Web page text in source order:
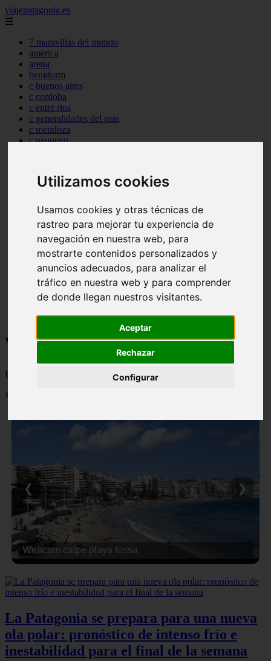
Utilizamos cookies
Usamos cookies y otras técnicas de
rastreo para mejorar tu experiencia de
navegación en nuestra web, para
mostrarte contenidos personalizados y
anuncios adecuados, para analizar el
tráfico en nuestra web y para comprender
de donde llegan nuestros visitantes.
Aceptar
Rechazar
Configurar
viajepatagonia.es
☰
7 maravillas del mundo
america
arena
benidorm
c buenos aires
c cordoba
c entre rios
c generalidades del pais
c mendoza
c neuquen
c santa fe
c tierra de fuego
c zona austral
carmen
category
destinos
gijon
lanzarote
live
monumentos
naturaleza
san
tenerife
Viajes a la Patagonia
Blog sobre la Patagonia en particular y sobre turismo en general
Mostrando 1 - 24 de 477 artículos
Webcam calpe playa fossa
❮ ❯
La Patagonia se prepara para una nueva
ola polar: pronóstico de intenso frío e
inestabilidad para el final de la semana